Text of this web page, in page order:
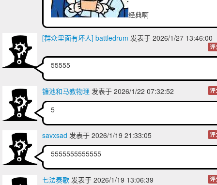
经典啊
[群众里面有坏人] battledrum 发表于 2026/1/27
评
55555
镰池和马教物理 发表于 2026/1/22 07:32:52 评
5
savxsad 发表于 2026/1/19 21:33:05 评
5555555555555
七法奏歌 发表于 2026/1/19 13:06:39 评